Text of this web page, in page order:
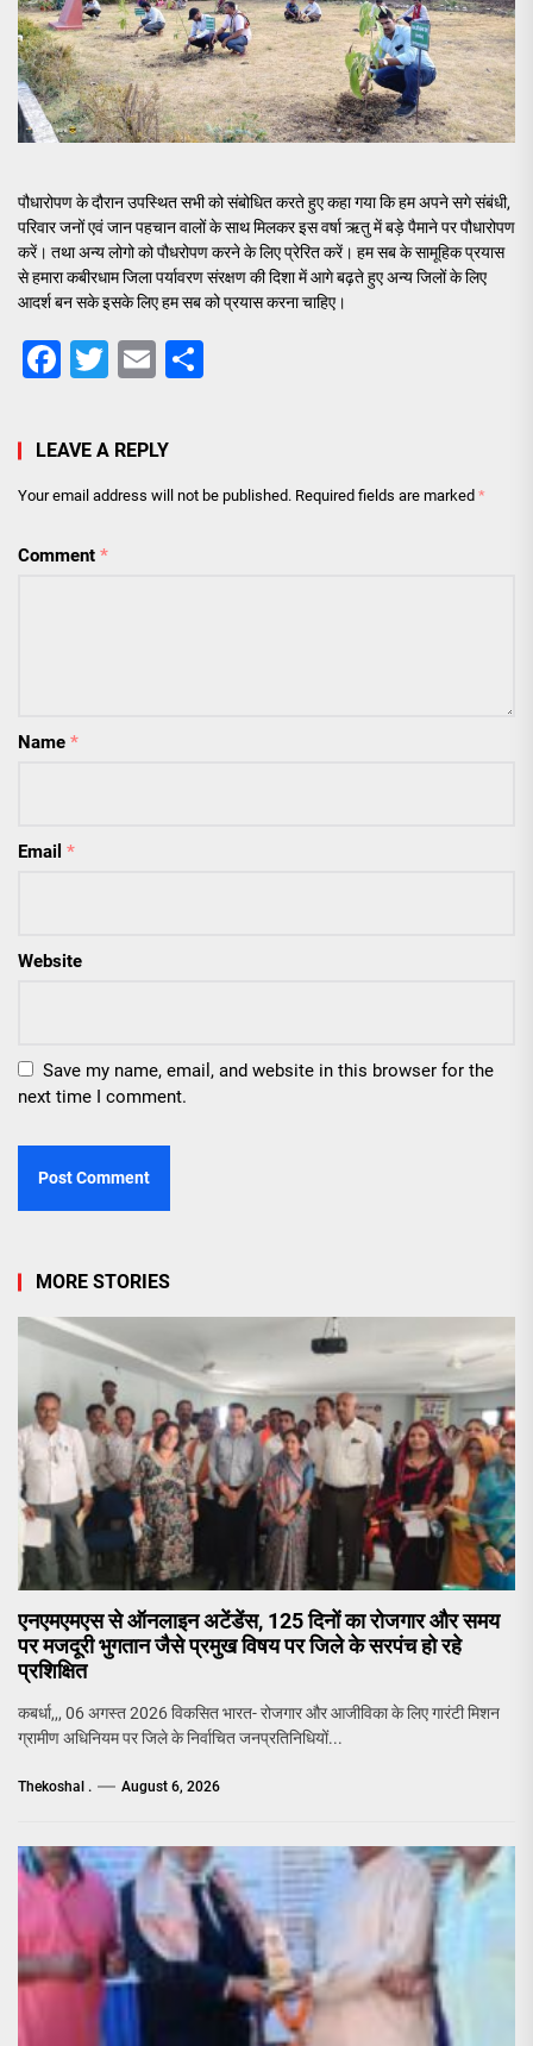
पौधारोपण के दौरान उपस्थित सभी को संबोधित करते हुए कहा गया कि हम अपने सगे संबंधी,
परिवार जनों एवं जान पहचान वालों के साथ मिलकर इस वर्षा ऋतु में बड़े पैमाने पर पौधारोपण
करें। तथा अन्य लोगो को पौधरोपण करने के लिए प्रेरित करें। हम सब के सामूहिक प्रयास
से हमारा कबीरधाम जिला पर्यावरण संरक्षण की दिशा में आगे बढ़ते हुए अन्य जिलों के लिए
आदर्श बन सके इसके लिए हम सब को प्रयास करना चाहिए।
Facebook
Twitter
Email
LEAVE A REPLY
Your email address will not be published. Required fields are marked *
Comment *
Name *
Email *
Website
Save my name, email, and website in this browser for the
next time I comment.
MORE STORIES
एनएमएमएस से ऑनलाइन अटेंडेंस, 125 दिनों का रोजगार और समय
पर मजदूरी भुगतान जैसे प्रमुख विषय पर जिले के सरपंच हो रहे
प्रशिक्षित
कबर्धा,,, 06 अगस्त 2026 विकसित भारत- रोजगार और आजीविका के लिए गारंटी मिशन
ग्रामीण अधिनियम पर जिले के निर्वाचित जनप्रतिनिधियों...
Thekoshal . August 6, 2026